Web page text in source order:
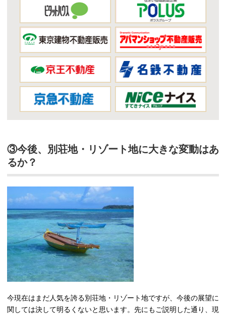
③今後、別荘地・リゾート地に大きな変動はあ
るか？
今現在はまだ人気を誇る別荘地・リゾート地ですが、今後の展望に
関しては決して明るくないと思います。先にもご説明した通り、現